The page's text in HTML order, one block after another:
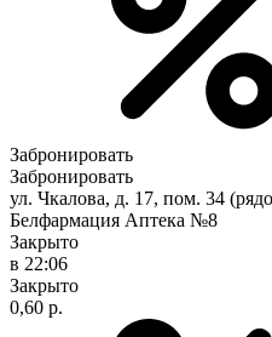
Забронировать
Забронировать
ул. Чкалова, д. 17, пом. 34
Белфармация Аптека №8
Закрыто
в 22:06
Закрыто
0,60 р.